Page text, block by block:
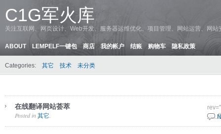
C1G军火库
关注互联网、网页设计、Web开发、服务器运维优化、项目管理、网站运营、网
ABOUT LEMPELF一键包 商店 我的帐户 结账 购物车 隐私政策
Categories: 其它 技术 未分类
在线翻译网站荟萃
6 2
Posted in 其它